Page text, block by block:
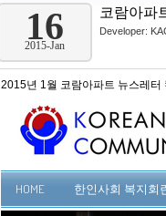
16
2015-Jan
코람아파
Developer:
2015년 1월 코람아파트 뉴스레터